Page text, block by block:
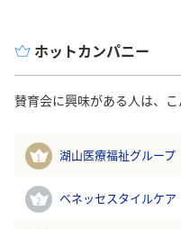
ホットカンパニー
賛育会に興味がある人は、
1 湖山医療福祉グループ
2 ベネッセスタイルケア